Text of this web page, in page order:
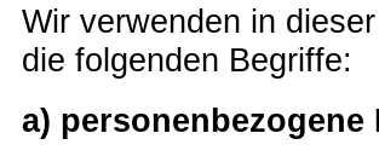
Wir verwenden in
die folgenden Begriffe:
a) personenbezogene